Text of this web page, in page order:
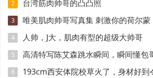
2 台湾筋肉帅哥的凸凸照
3 唯美肌肉帅哥写真集 刺激你的荷尔蒙
4 人帅，J大，肌肉有型的超级大帅哥
5
高清特写陈艾森跳水瞬间，瞬间懂包
来的
6 193cm西安体院校草火了，身材好到